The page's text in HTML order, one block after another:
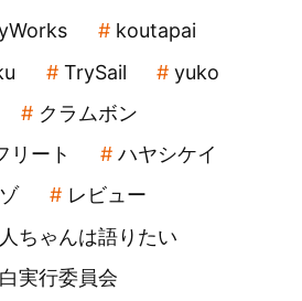
koutapai
TrySail
yuko
クラムボン
リート
ハヤシケイ
レビュー
ちゃんは語りたい
実行委員会